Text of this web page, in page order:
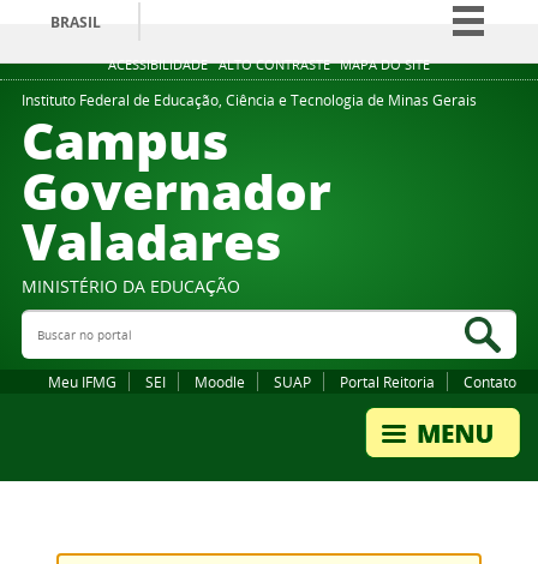
ACESSIBILIDADE ALTO CONTRASTE MAPA DO SITE
BRASIL
Simplifique!
Comunica BR
Instituto Federal de Educação, Ciência e Tecnologia de Minas Gerais
Campus
Governador
Valadares
MINISTÉRIO DA EDUCAÇÃO
Buscar no portal
Meu IFMG SEI Moodle SUAP Portal Reitoria Contato